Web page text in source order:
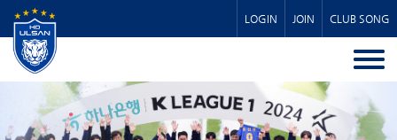
LOGIN JOIN CLUB SONG